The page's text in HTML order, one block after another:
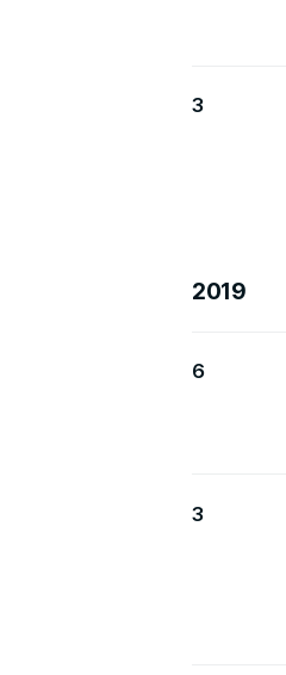
3
2019
6
3